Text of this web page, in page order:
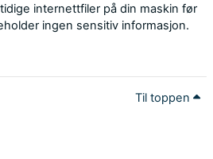
internettfiler på din maskin før
ingen sensitiv informasjon.
Til toppen